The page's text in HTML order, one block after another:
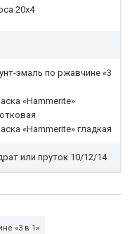
20х4
эмаль по ржавчине «3
«Hammerite»
«Hammerite» гладкая
или пруток 10/12/14
«3 в 1»